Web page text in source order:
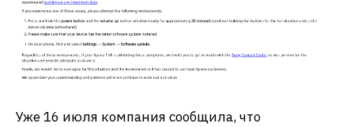
Уже 16 июля компания сообщила, что